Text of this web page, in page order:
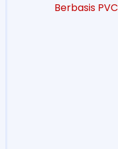
Berbasis PVC